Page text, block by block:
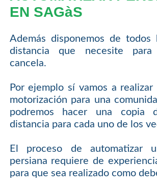
EN SAGàS
Además disponemos de todos
distancia que necesite
cancela.
Por ejemplo sí vamos a
motorización para una
podremos hacer una copia
distancia para cada uno de los
El proceso de automatizar
persiana requiere de
para que sea realizado como